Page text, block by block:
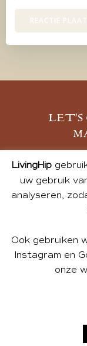
LivingHip
uw gebruik
analyseren,
Ook gebruiken
Instagram en
onze